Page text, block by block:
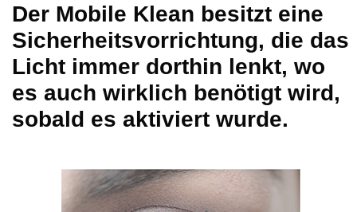
Der Mobile Klean besitzt eine
Sicherheitsvorrichtung, die das
Licht immer dorthin lenkt, wo
es auch wirklich benötigt wird,
sobald es aktiviert wurde.